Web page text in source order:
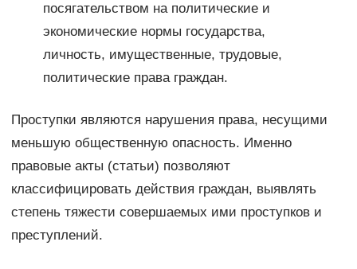
посягательством на политические и
экономические нормы государства,
личность, имущественные, трудовые,
политические права граждан.
Проступки являются нарушения права, несущими
меньшую общественную опасность. Именно
правовые акты (статьи) позволяют
классифицировать действия граждан, выявлять
степень тяжести совершаемых ими проступков и
преступлений.